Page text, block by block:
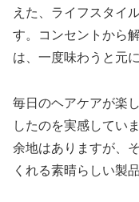
えた、ライフスタイ
す。コンセントから
は、一度味わうと元
毎日のヘアケアが楽
したのを実感してい
余地はありますが、
くれる素晴らしい製品